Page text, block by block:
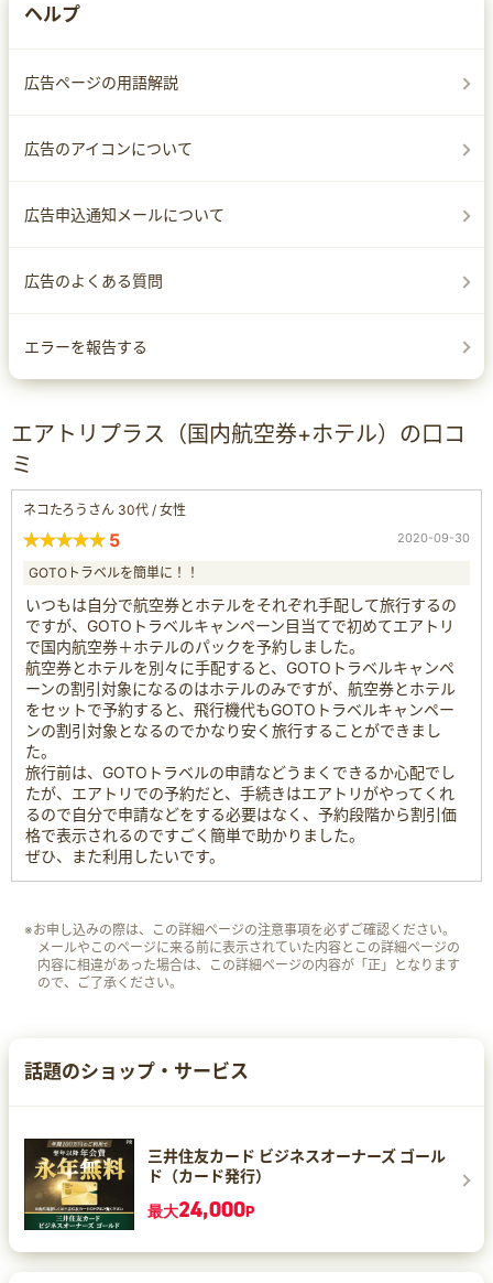
ヘルプ
広告ページの用語解説
広告のアイコンについて
広告申込通知メールについて
広告のよくある質問
エラーを報告する
エアトリプラス（国内航空券+ホテル）の口コ
ミ
ネコたろうさん 30代 / 女性
5 2020-09-30
GOTOトラベルを簡単に！！
いつもは自分で航空券とホテルをそれぞれ手配して旅行するの
ですが、GOTOトラベルキャンペーン目当てで初めてエアトリ
で国内航空券＋ホテルのパックを予約しました。
航空券とホテルを別々に手配すると、GOTOトラベルキャンペ
ーンの割引対象になるのはホテルのみですが、航空券とホテル
をセットで予約すると、飛行機代もGOTOトラベルキャンペー
ンの割引対象となるのでかなり安く旅行することができまし
た。
旅行前は、GOTOトラベルの申請などうまくできるか心配でし
たが、エアトリでの予約だと、手続きはエアトリがやってくれ
るので自分で申請などをする必要はなく、予約段階から割引価
格で表示されるのですごく簡単で助かりました。
ぜひ、また利用したいです。
※お申し込みの際は、この詳細ページの注意事項を必ずご確認ください。
メールやこのページに来る前に表示されていた内容とこの詳細ページの
内容に相違があった場合は、この詳細ページの内容が「正」となります
ので、ご了承ください。
話題のショップ・サービス
三井住友カード ビジネスオーナーズ ゴール
ド（カード発行）
最大24,000P